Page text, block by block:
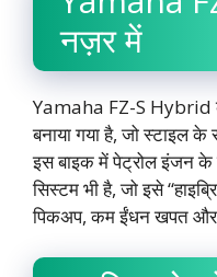
नज़र में
Yamaha FZ-S Hybrid
बनाया गया है, जो स्टाइल
इस बाइक में पेट्रोल इंजन
सिस्टम भी है, जो इसे
पिकअप, कम ईंधन खपत और